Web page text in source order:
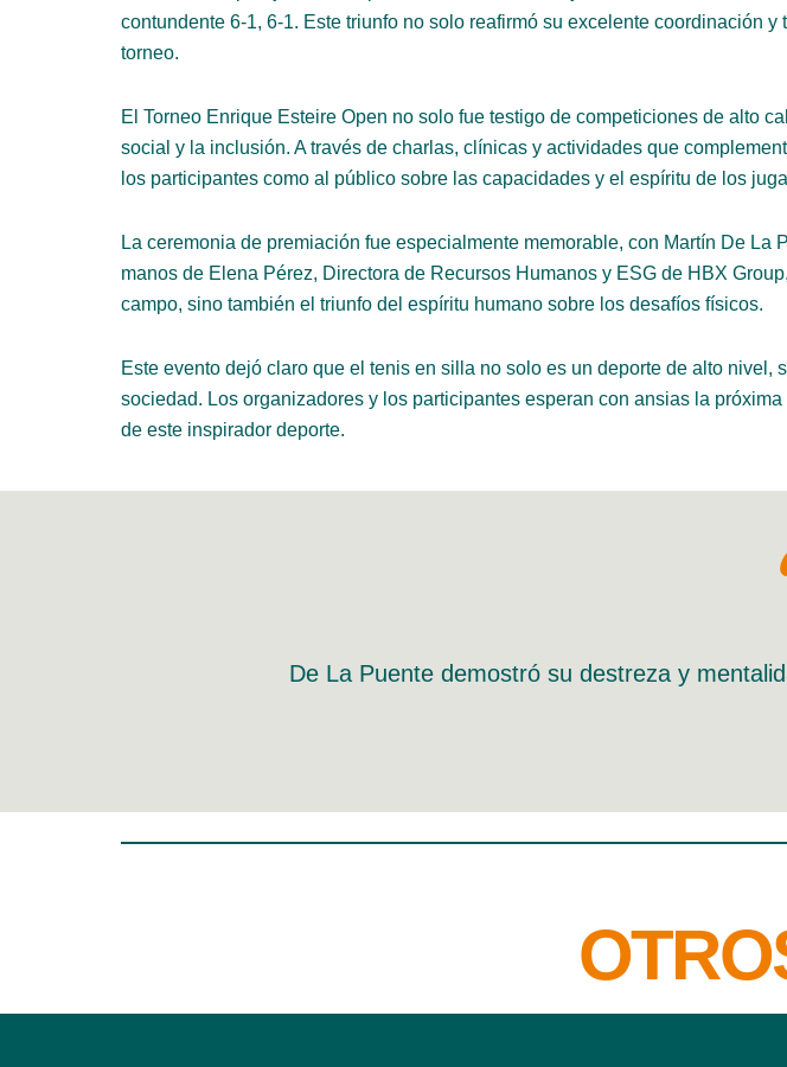
contundente 6-1, 6-1. Este triunfo no solo reafirmó su excelente coordinación
torneo.
El Torneo Enrique Esteire Open no solo fue testigo de competiciones de alto
social y la inclusión. A través de charlas, clínicas y actividades que
los participantes como al público sobre las capacidades y el espíritu de los
La ceremonia de premiación fue especialmente memorable, con Martín De
manos de Elena Pérez, Directora de Recursos Humanos y ESG de HBX
campo, sino también el triunfo del espíritu humano sobre los desafíos físicos.
Este evento dejó claro que el tenis en silla no solo es un deporte de alto
sociedad. Los organizadores y los participantes esperan con ansias la
de este inspirador deporte.
De La Puente demostró su destreza y